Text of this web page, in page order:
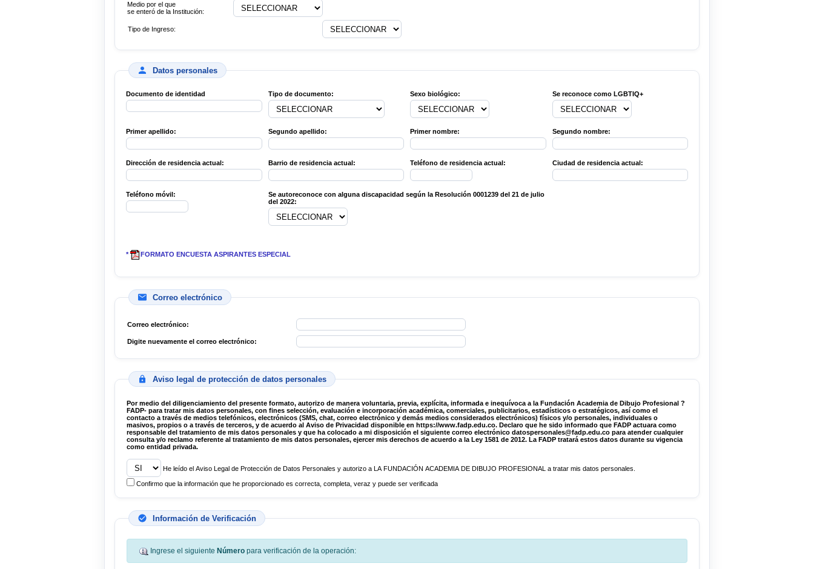
Medio por el que
se enteró de la Institución:
Tipo de Ingreso:
Datos personales
Documento de identidad Tipo de documento: Sexo biológico: Se reconoce como LGBTIQ+
Primer apellido: Segundo apellido: Primer nombre: Segundo nombre:
Dirección de residencia actual: Barrio de residencia actual: Teléfono de residencia actual: Ciudad de residencia actual:
Teléfono móvil:
Se autoreconoce con alguna discapacidad según la Resolución 0001239 del 21 de julio
del 2022:
* FORMATO ENCUESTA ASPIRANTES ESPECIAL
Correo electrónico
Correo electrónico:
Digite nuevamente el correo electrónico:
Aviso legal de protección de datos personales
Por medio del diligenciamiento del presente formato, autorizo de manera voluntaria, previa, explícita, informada e inequívoca a la Fundación Academia de Dibujo Profesional ?
FADP- para tratar mis datos personales, con fines selección, evaluación e incorporación académica, comerciales, publicitarios, estadísticos o estratégicos, así como el
contacto a través de medios telefónicos, electrónicos (SMS, chat, correo electrónico y demás medios considerados electrónicos) físicos y/o personales, individuales o
masivos, propios o a través de terceros, y de acuerdo al Aviso de Privacidad disponible en https://www.fadp.edu.co. Declaro que he sido informado que FADP actuara como
responsable del tratamiento de mis datos personales y que ha colocado a mi disposición el siguiente correo electrónico datospersonales@fadp.edu.co para atender cualquier
consulta y/o reclamo referente al tratamiento de mis datos personales, ejercer mis derechos de acuerdo a la Ley 1581 de 2012. La FADP tratará estos datos durante su vigencia
como entidad privada.
He leído el Aviso Legal de Protección de Datos Personales y autorizo a LA FUNDACIÓN ACADEMIA DE DIBUJO PROFESIONAL a tratar mis datos personales.
Confirmo que la información que he proporcionado es correcta, completa, veraz y puede ser verificada
Información de Verificación
Ingrese el siguiente Número para verificación de la operación: